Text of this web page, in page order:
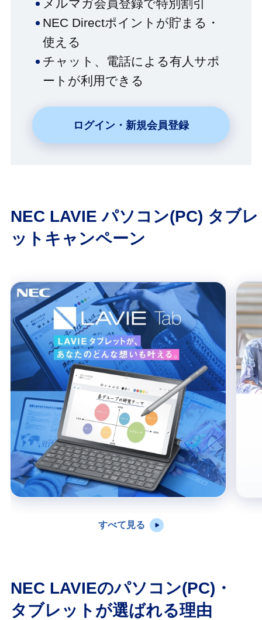
メルマガ会員登録で特別割引
NEC Directポイントが貯まる・
使える
チャット、電話による有人サポ
ートが利用できる
ログイン・新規会員登録
NEC LAVIE パソコン(PC) タブレ
ットキャンペーン
すべて見る
NEC LAVIEのパソコン(PC)・
タブレットが選ばれる理由